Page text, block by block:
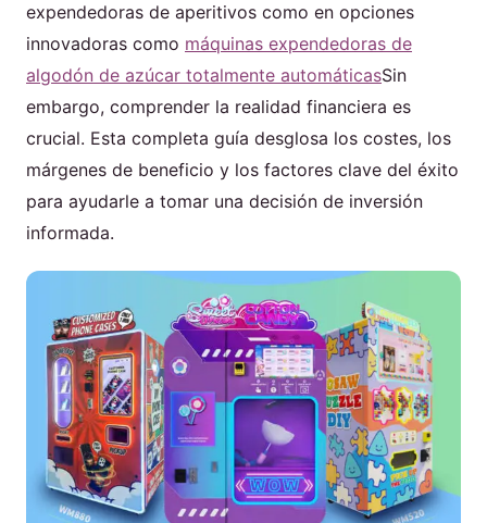
Spanish
English
Russian
Arabic
expendedoras de aperitivos como en opciones
innovadoras como máquinas expendedoras de
algodón de azúcar totalmente automáticasSin
embargo, comprender la realidad financiera es
crucial. Esta completa guía desglosa los costes, los
márgenes de beneficio y los factores clave del éxito
para ayudarle a tomar una decisión de inversión
informada.